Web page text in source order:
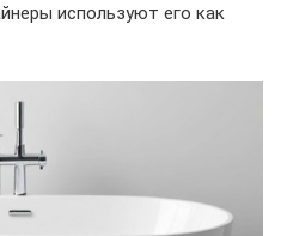
используют его как